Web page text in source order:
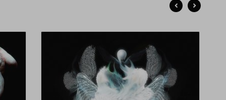
всегда остается что-то важнее снимков, опыт
искренностью и уязвимостью, память о том, какими
собственное "я" и звук затвора. Свой выход фотографии
в сотрудничестве с Сюзанной, будучи
для мерча. Собственное творчество,
словом "графика", содержит в себе гораздо
самого автора. Просто белое пространство листа,
не может коснуться ни искусственный интеллект, ни
Только работа человеческого мозга, рук и психики —